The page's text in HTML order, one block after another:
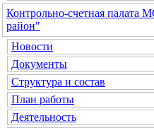
Контрольно-счетная палата
район"
Новости
Документы
Структура и состав
План работы
Деятельность